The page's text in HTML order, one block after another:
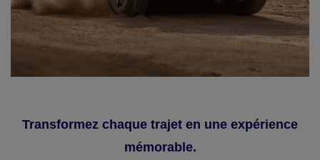
Transformez chaque trajet en une expérience
mémorable.